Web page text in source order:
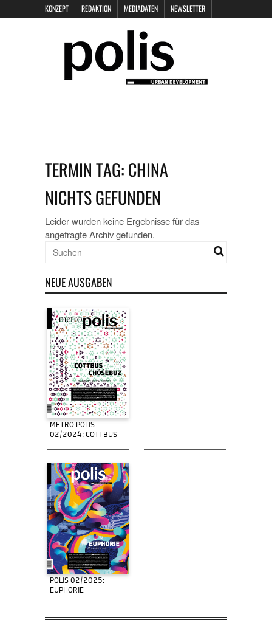
KONZEPT REDAKTION MEDIADATEN NEWSLETTER
DATENSCHUTZ
TERMIN TAG:CHINA
NICHTS GEFUNDEN
Leider wurden keine Ergebnisse für das
angefragte Archiv gefunden.
NEUE AUSGABEN
METRO.POLIS
02/2024: COTTBUS
POLIS 02/2025:
EUPHORIE